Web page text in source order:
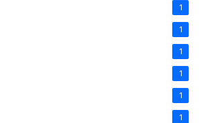
1
1
1
1
1
1